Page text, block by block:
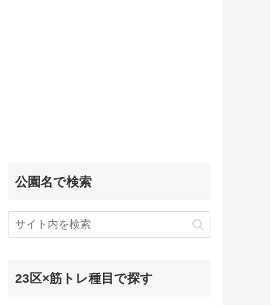
公園名で検索
23区×筋トレ種目で探す